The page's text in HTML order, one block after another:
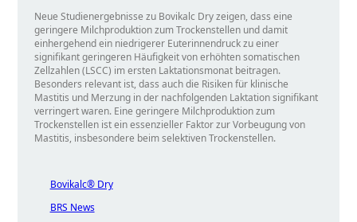
Neue Studienergebnisse zu Bovikalc Dry zeigen, dass eine
geringere Milchproduktion zum Trockenstellen und damit
einhergehend ein niedrigerer Euterinnendruck zu einer
signifikant geringeren Häufigkeit von erhöhten somatischen
Zellzahlen (LSCC) im ersten Laktationsmonat beitragen.
Besonders relevant ist, dass auch die Risiken für klinische
Mastitis und Merzung in der nachfolgenden Laktation signifikant
verringert waren. Eine geringere Milchproduktion zum
Trockenstellen ist ein essenzieller Faktor zur Vorbeugung von
Mastitis, insbesondere beim selektiven Trockenstellen.
Bovikalc® Dry
BRS News